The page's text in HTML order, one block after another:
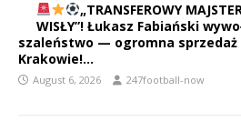
„TRANSFEROWY
WISŁY”! Łukasz Fabiański
szaleństwo — ogromna sprzedaż
Krakowie!…
August 6, 2026 247football-now